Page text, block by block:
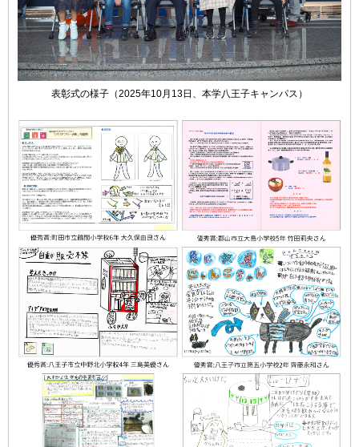
表彰式の様⼦（2025年10⽉13⽇、本学⼋王⼦キャンパス）